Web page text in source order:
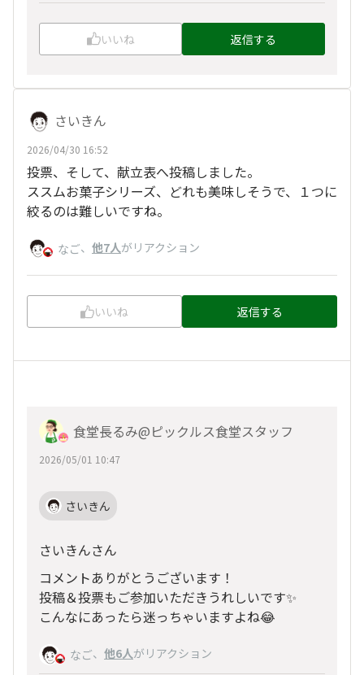
いいね 返信する
さいきん
2026/04/30 16:52
投票、そして、献立表へ投稿しました。
ススムお菓子シリーズ、どれも美味しそうで、１つに
絞るのは難しいですね。
なご、 他7人がリアクション
いいね 返信する
食堂長るみ@ピックルス食堂スタッフ
2026/05/01 10:47
さいきん
さいきんさん
コメントありがとうございます！
投稿＆投票もご参加いただきうれしいです✨
こんなにあったら迷っちゃいますよね😂
なご、 他6人がリアクション